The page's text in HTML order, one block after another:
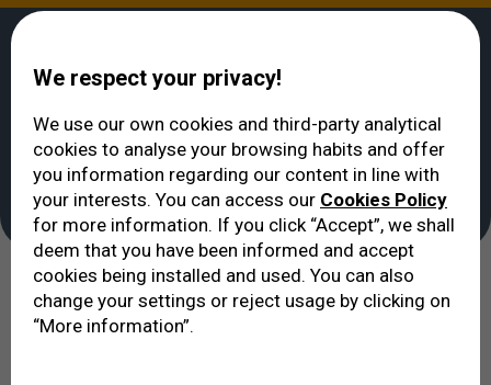
Patologie
Salute e malattia sono termini
opposti. La conoscenza della
We respect your privacy!
We use our own cookies and third-party analytical
cookies to analyse your browsing habits and offer
you information regarding our content in line with
your interests. You can access our Cookies Policy
for more information. If you click “Accept”, we shall
deem that you have been informed and accept
cookies being installed and used. You can also
change your settings or reject usage by clicking on
“More information”.